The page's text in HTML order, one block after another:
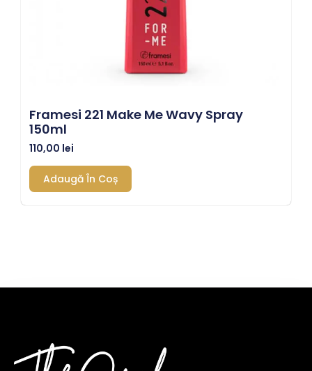
Framesi 221 Make Me Wavy Spray
150ml
110,00 lei
Adaugă În Coș